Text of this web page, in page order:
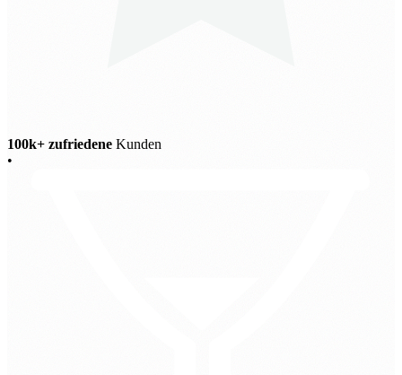
100k+ zufriedene Kunden
•